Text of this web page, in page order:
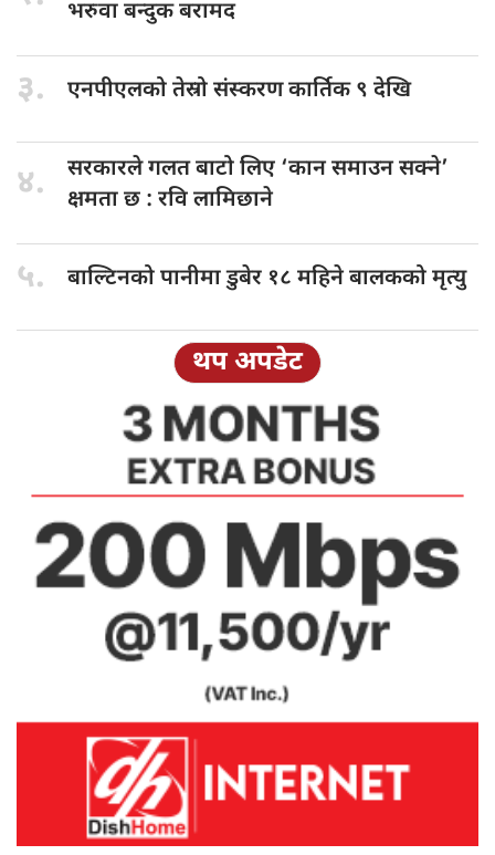
भरुवा बन्दुक बरामद
३. एनपीएलको तेस्रोसंस्करण कार्तिक ९ देखि
४. सरकारले गलतबाटो लिए ‘कान समाउन सक्ने’
क्षमता छ : रवि लामिछाने
५. बाल्टिनको पानीमाडुबेर १८ महिने बालकको मृत्यु
थप अपडेट